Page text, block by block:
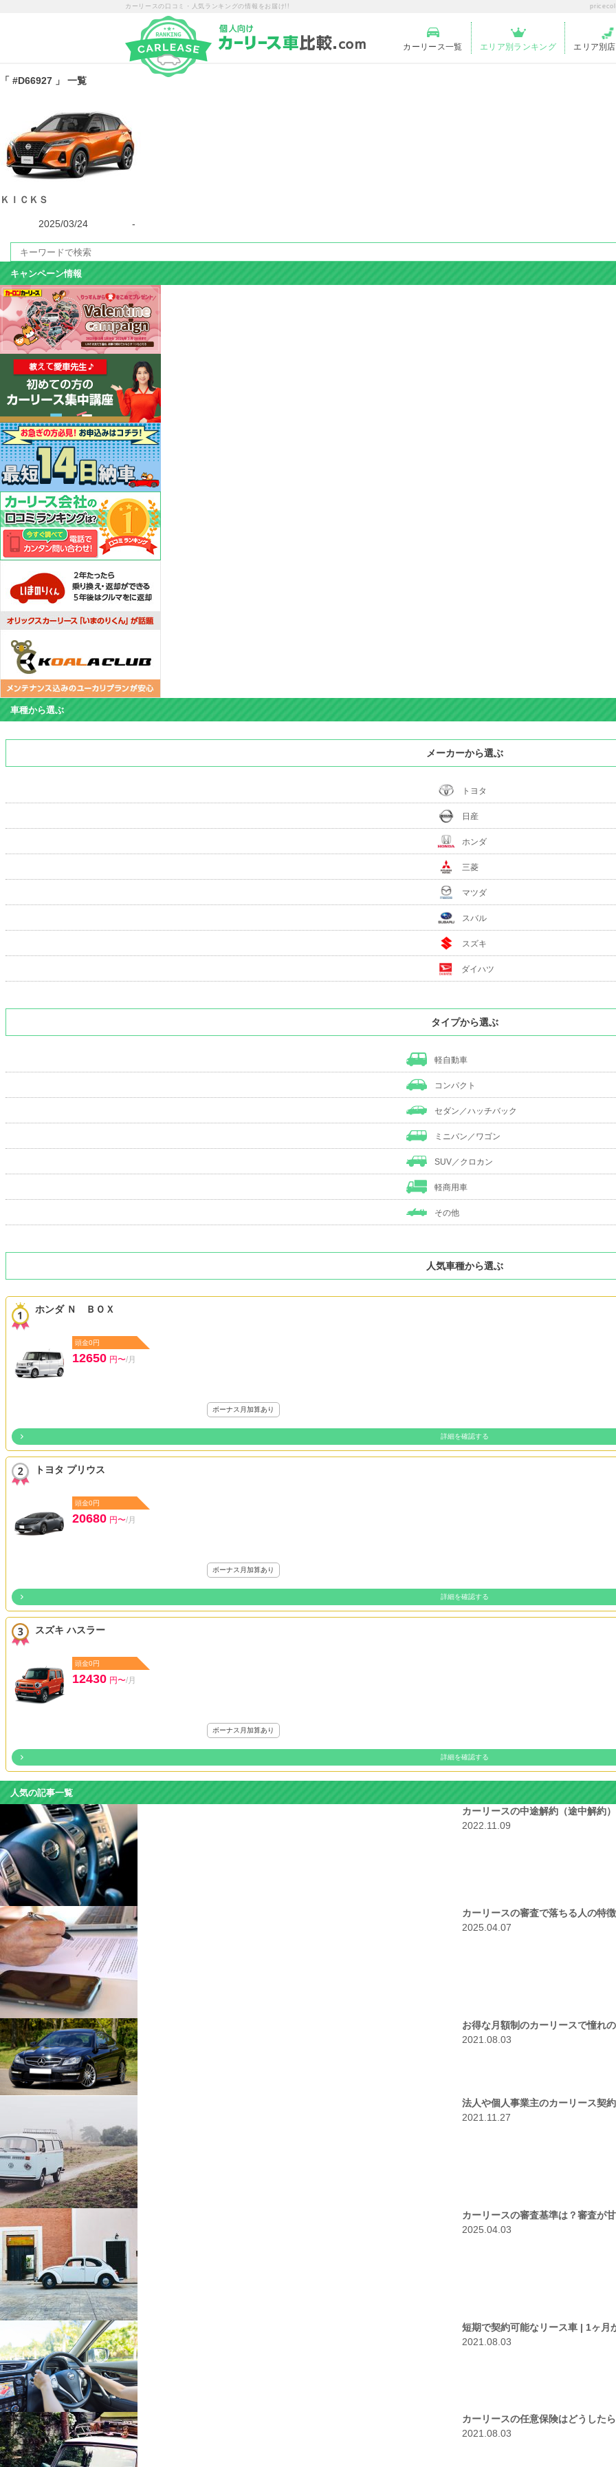
カーリースの口コミ・人気ランキングの情報をお届け!!
カーリース一覧 エリア別ランキング エリア別
「 #D66927 」 一覧
ＫＩＣＫＳ
2025/03/24 -
キャンペーン情報
車種から選ぶ
メーカーから選ぶ
トヨタ
日産
ホンダ
三菱
マツダ
スバル
スズキ
ダイハツ
タイプから選ぶ
軽自動車
コンパクト
セダン／ハッチバック
ミニバン／ワゴン
SUV／クロカン
軽商用車
その他
人気車種から選ぶ
ホンダ Ｎ ＢＯＸ
頭金0円
12650 円〜/月
ボーナス月加算あり
詳細を確認する
トヨタ プリウス
頭金0円
20680 円〜/月
ボーナス月加算あり
詳細を確認する
スズキ ハスラー
頭金0円
12430 円〜/月
ボーナス月加算あり
詳細を確認する
人気の記事一覧
カーリースの中途解約（途中解約
2022.11.09
カーリースの審査で落ちる人の特
2025.04.07
お得な月額制のカーリースで憧れ
2021.08.03
法人や個人事業主のカーリース契
2021.11.27
カーリースの審査基準は？審査が
2025.04.03
短期で契約可能なリース車 | 1ヶ月
2021.08.03
カーリースの任意保険はどうした
2021.08.03